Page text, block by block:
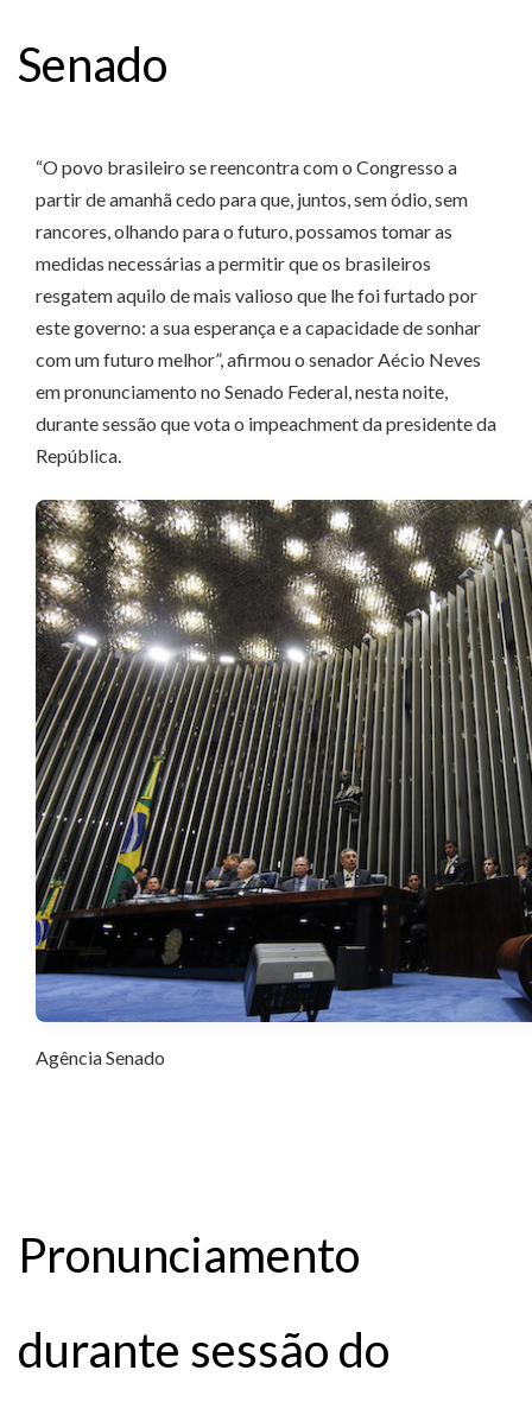
Senado
“O povo brasileiro se reencontra com o Congresso a
partir de amanhã cedo para que, juntos, sem ódio, sem
rancores, olhando para o futuro, possamos tomar as
medidas necessárias a permitir que os brasileiros
resgatem aquilo de mais valioso que lhe foi furtado por
este governo: a sua esperança e a capacidade de sonhar
com um futuro melhor”, afirmou o senador Aécio Neves
em pronunciamento no Senado Federal, nesta noite,
durante sessão que vota o impeachment da presidente da
República.
Agência Senado
Pronunciamento
durante sessão do